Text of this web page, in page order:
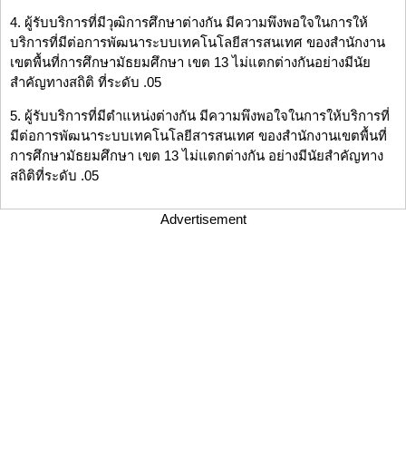
4. ผู้รับบริการที่มีวุฒิการศึกษาต่างกัน มีความพึงพอใจในการให้
บริการที่มีต่อการพัฒนาระบบเทคโนโลยีสารสนเทศ ของสำนักงาน
เขตพื้นที่การศึกษามัธยมศึกษา เขต 13 ไม่แตกต่างกันอย่างมีนัย
สำคัญทางสถิติ ที่ระดับ .05
5. ผู้รับบริการที่มีตำแหน่งต่างกัน มีความพึงพอใจในการให้บริการที่
มีต่อการพัฒนาระบบเทคโนโลยีสารสนเทศ ของสำนักงานเขตพื้นที่
การศึกษามัธยมศึกษา เขต 13 ไม่แตกต่างกัน อย่างมีนัยสำคัญทาง
สถิติที่ระดับ .05
Advertisement